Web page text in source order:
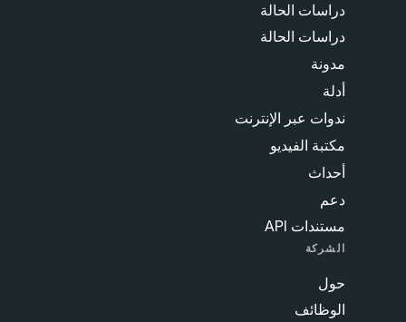
دراسات الحالة
دراسات الحالة
مدونة
ندوات عبر الإنترنت
مكتبة الفيديو
أحداث
مستندات API
الشركة
الوظائف